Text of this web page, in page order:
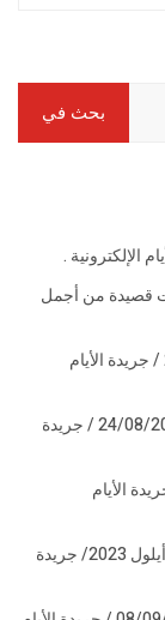
قصيدة من أجمل
أسرار الصحف اللبنانية ليوم الإثنين 11 أيلول 2023 / جريدة الأيام
أسرار الصّحف اللبنانية الصادرة اليوم الخميس 24/08/2023 / جريدة
اللبنانية ليوم الاثنين 28 آب 2023/جريدة الأيام
أسرار الصحف اللبنانية الصادرة اليوم الخميس 21 أيلول 2023/ جريدة